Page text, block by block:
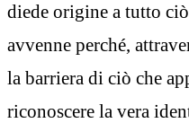
diede origine a tutto
avvenne perché,
la barriera di ciò che
riconoscere la vera